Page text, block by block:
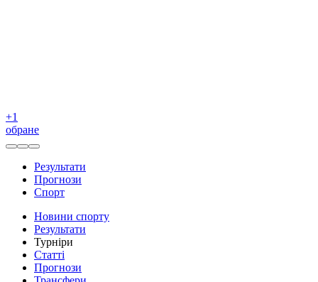
+1
обране
Результати
Прогнози
Спорт
Новини спорту
Результати
Турніри
Статті
Прогнози